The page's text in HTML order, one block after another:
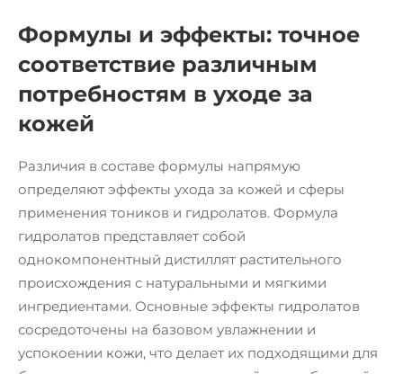
Формулы и эффекты: точное
соответствие различным
потребностям в уходе за
кожей
Различия в составе формулы напрямую
определяют эффекты ухода за кожей и сферы
применения тоников и гидролатов. Формула
гидролатов представляет собой
однокомпонентный дистиллят растительного
происхождения с натуральными и мягкими
ингредиентами. Основные эффекты гидролатов
сосредоточены на базовом увлажнении и
успокоении кожи, что делает их подходящими для